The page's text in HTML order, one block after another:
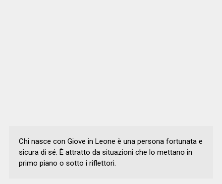
Chi nasce con Giove in Leone è una persona fortunata e
sicura di sé. È attratto da situazioni che lo mettano in
primo piano o sotto i riflettori.